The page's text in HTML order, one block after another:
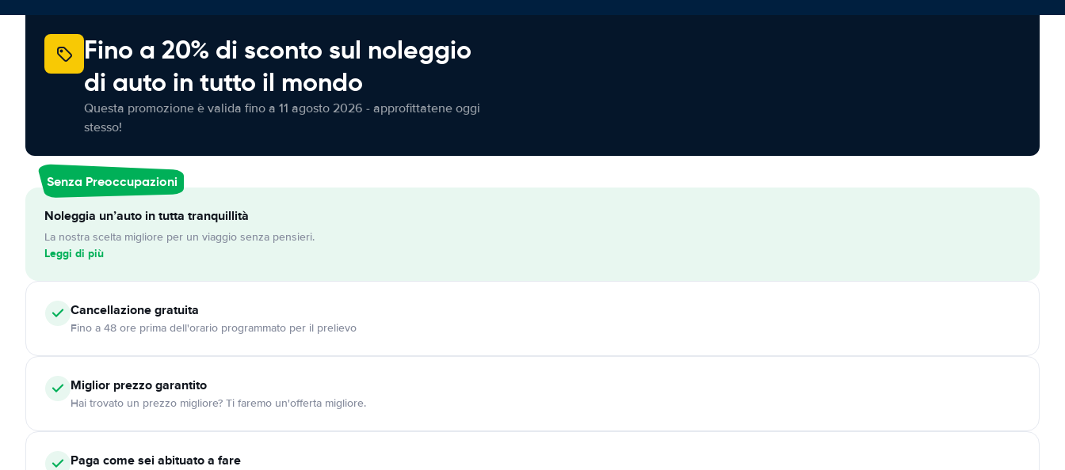
Fino a 20% di sconto sul noleggio
di auto in tutto il mondo
Questa promozione è valida fino a 11 agosto 2026 - approfittatene oggi
stesso!
Senza Preoccupazioni
Noleggia un’auto in tutta tranquillità
La nostra scelta migliore per un viaggio senza pensieri.
Leggi di più
Cancellazionegratuita
Fino a 48 ore prima dell'orario programmato per il prelievo
Miglior prezzo garantito
Hai trovato un prezzo migliore? Ti faremo un'offerta migliore.
Paga come sei abituato a fare